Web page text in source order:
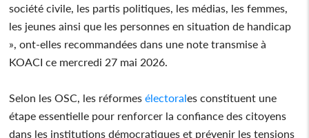
société civile, les partis politiques, les médias, les femmes,
les jeunes ainsi que les personnes en situation de handicap
», ont-elles recommandées dans une note transmise à
KOACI ce mercredi 27 mai 2026.
Selon les OSC, les réformesélectorales constituent une
étape essentielle pour renforcer la confiance des citoyens
dans les institutions démocratiques et prévenir les tensions